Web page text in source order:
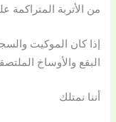
من الأتربة المتراكمة
إذا كان الموكيت
البقع والأوساخ
أننا نمتلك